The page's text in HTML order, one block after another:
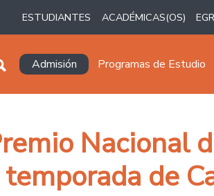
ESTUDIANTES ACADÉMICAS(OS)
Navegación principal
Admisión Programas de Estudio
Nacional
de